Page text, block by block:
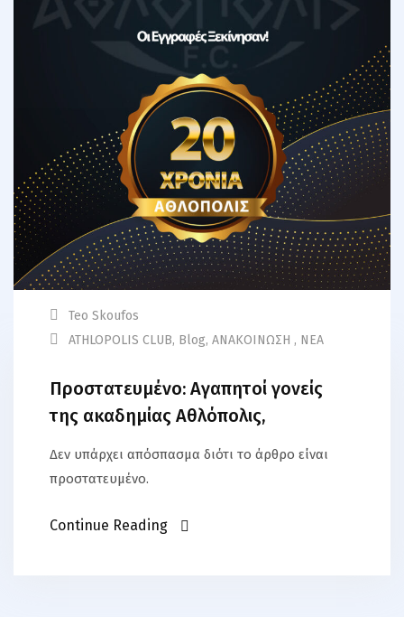
Teo Skoufos
ATHLOPOLIS CLUB, Blog, ΑΝΑΚΟΙΝΩΣΗ , ΝΕΑ
Πρoστατευμένο: Αγαπητοί γονείς
της ακαδημίας Αθλόπολις,
Δεν υπάρχει απόσπασμα διότι το άρθρο είναι
προστατευμένο.
Continue Reading